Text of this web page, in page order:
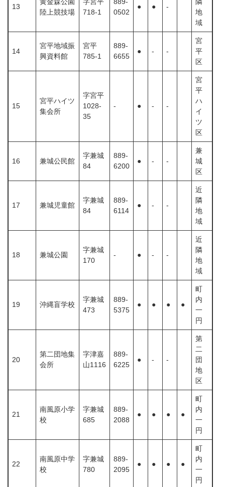
13
陸上競技場
718-1
0502
● ● -
地
域
14
宮平地域振
興資料館
宮平
785-1
889-
6655
● - -
宮
平
区
15
宮平ハイツ
集会所
字宮平
1028-
35
‐ ● - -
宮
平
ハ
イ
ツ
区
16 兼城公民館
字兼城
84
889-
6200
● - -
兼
城
区
17 兼城児童館
字兼城
84
889-
6114
● - -
近
隣
地
域
18 兼城公園
字兼城
170
- ● - -
近
隣
地
域
19 沖縄盲学校
字兼城
473
889-
5375
● ● ● ●
町
内
一
円
20
第二団地集
会所
字津嘉
山1116
889-
6225
● - -
第
二
団
地
区
21
南風原小学
校
字兼城
685
889-
2088
● ● ● ●
町
内
一
円
22
南風原中学
校
字兼城
780
889-
2095
● ● ● ●
町
内
一
円